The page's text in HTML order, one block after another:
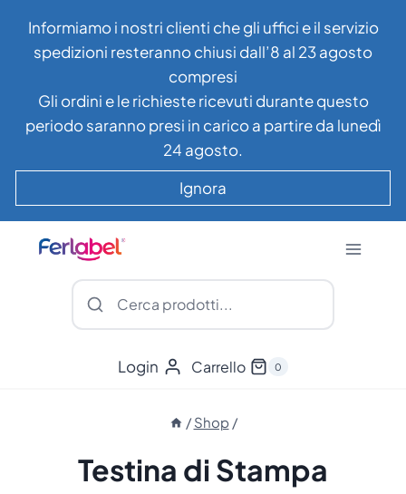
contenuto
Informiamo i nostri clienti che gli uffici e il servizio
spedizioni resteranno chiusi dall’8 al 23 agosto
compresi
Gli ordini e le richieste ricevuti durante questo
periodo saranno presi in carico a partire da lunedì
24 agosto.
Ignora
Login Carrello 0
/ Shop /
Testina di Stampa